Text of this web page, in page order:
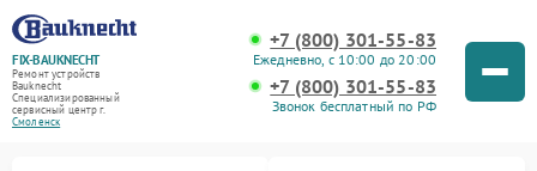
FIX-BAUKNECHT
Ремонт устройств
Bauknecht
Специализированный
cервисный центр г.
Смоленск
+7 (800) 301-55-83
Ежедневно, с 10:00 до 20:00
+7 (800) 301-55-83
Звонок бесплатный по РФ